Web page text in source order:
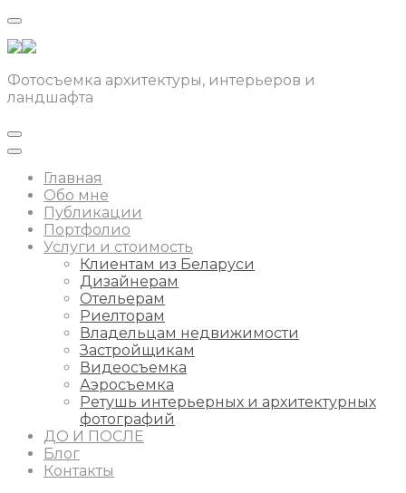
Фотосъемка архитектуры, интерьеров и
ландшафта
Главная
Обо мне
Публикации
Портфолио
Услуги и стоимость
Клиентам из Беларуси
Дизайнерам
Отельерам
Риелторам
Владельцам недвижимости
Застройщикам
Видеосъемка
Аэросъемка
Ретушь интерьерных и архитектурных
фотографий
ДО И ПОСЛЕ
Блог
Контакты